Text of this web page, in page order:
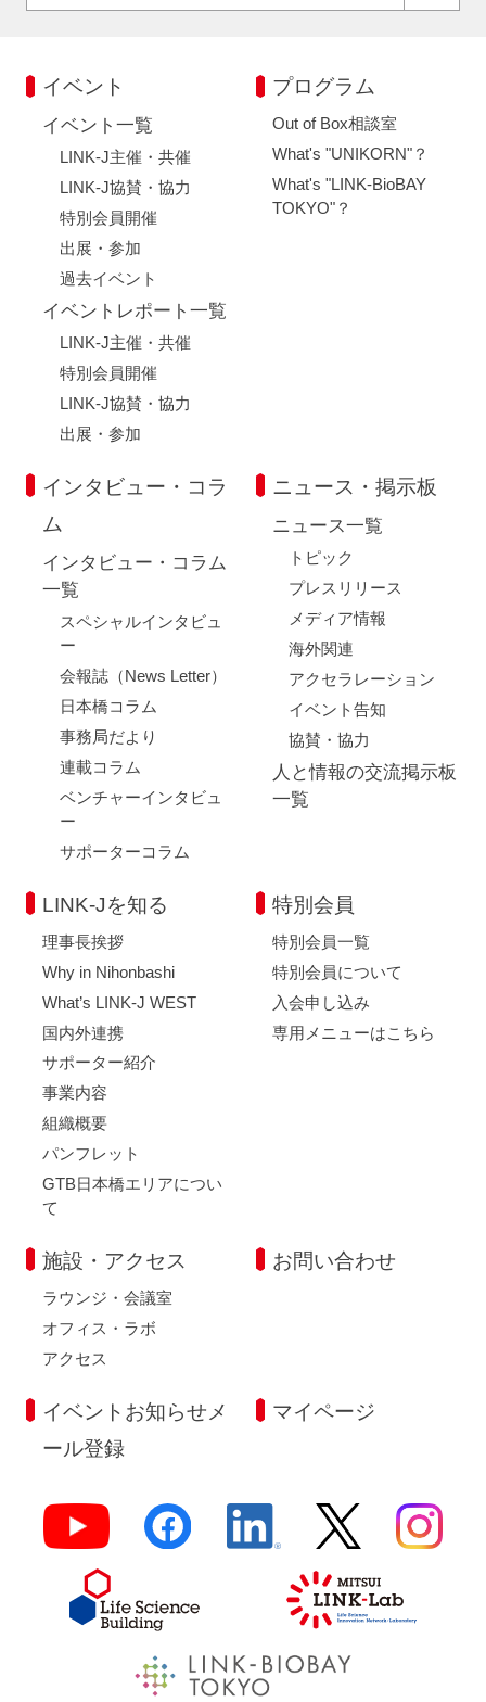
イベント
イベント一覧
LINK-J主催・共催
LINK-J協賛・協力
特別会員開催
出展・参加
過去イベント
イベントレポート一覧
LINK-J主催・共催
特別会員開催
LINK-J協賛・協力
出展・参加
プログラム
Out of Box相談室
What's "UNIKORN"？
What's "LINK-BioBAY
TOKYO"？
インタビュー・コラ
ム
インタビュー・コラム
一覧
スペシャルインタビュ
ー
会報誌（News Letter）
日本橋コラム
事務局だより
連載コラム
ベンチャーインタビュ
ー
サポーターコラム
ニュース・掲示板
ニュース一覧
トピック
プレスリリース
メディア情報
海外関連
アクセラレーション
イベント告知
協賛・協力
人と情報の交流掲示板
一覧
LINK-Jを知る
理事長挨拶
Why in Nihonbashi
What’s LINK-J WEST
国内外連携
サポーター紹介
事業内容
組織概要
パンフレット
GTB日本橋エリアについ
て
特別会員
特別会員一覧
特別会員について
入会申し込み
専用メニューはこちら
施設・アクセス
ラウンジ・会議室
オフィス・ラボ
アクセス
お問い合わせ
イベントお知らせメ
ール登録
マイページ